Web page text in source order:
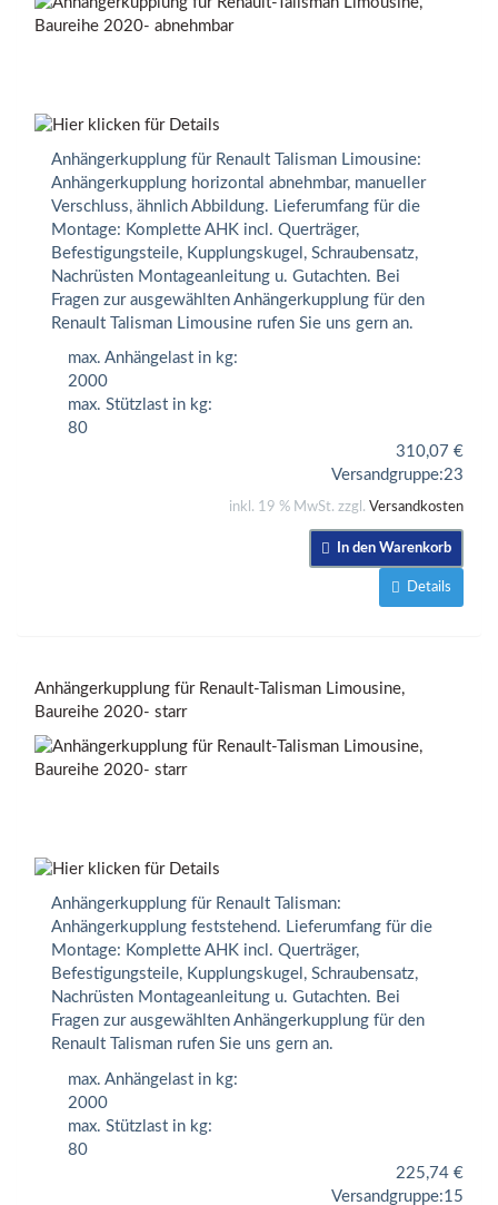
Anhängerkupplung für Renault Talisman Limousine:
Anhängerkupplung horizontal abnehmbar, manueller
Verschluss, ähnlich Abbildung. Lieferumfang für die
Montage: Komplette AHK incl. Querträger,
Befestigungsteile, Kupplungskugel, Schraubensatz,
Nachrüsten Montageanleitung u. Gutachten. Bei
Fragen zur ausgewählten Anhängerkupplung für den
Renault Talisman Limousine rufen Sie uns gern an.
max. Anhängelast in kg:
2000
max. Stützlast in kg:
80
310,07 €
Versandgruppe:23
inkl. 19 % MwSt. zzgl. Versandkosten
In den Warenkorb
Details
Anhängerkupplung für Renault-Talisman Limousine,
Baureihe 2020- starr
Anhängerkupplung für Renault Talisman:
Anhängerkupplung feststehend. Lieferumfang für die
Montage: Komplette AHK incl. Querträger,
Befestigungsteile, Kupplungskugel, Schraubensatz,
Nachrüsten Montageanleitung u. Gutachten. Bei
Fragen zur ausgewählten Anhängerkupplung für den
Renault Talisman rufen Sie uns gern an.
max. Anhängelast in kg:
2000
max. Stützlast in kg:
80
225,74 €
Versandgruppe:15